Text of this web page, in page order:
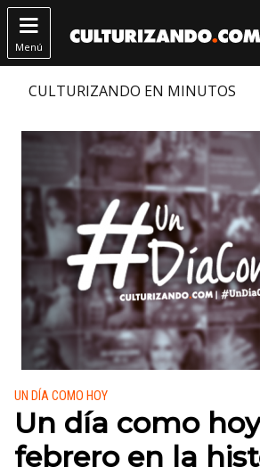

Menú
CULTURIZANDO EN MINUTOS
Publicado en:
UN DÍA COMO HOY
Un día como
febrero en la